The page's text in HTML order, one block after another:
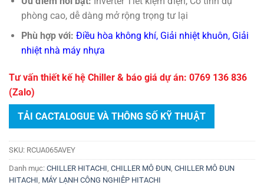
phòng cao, dễ dàng mở rộng trọng tư lại
Phù hợp với: Điều hòa không khí, Giải nhiệt khuôn, Giải
nhiệt nhà máy nhựa
Tư vấn thiết kế hệ Chiller & báo giá dự án: 0769 136 836
(Zalo)
TẢI CACTALOGUE VÀ THÔNG SỐ KỸ THUẬT
SKU: RCUA065AVEY
Danh mục: CHILLER HITACHI CHILLER MÔ ĐUN CHILLER MÔ ĐUN
HITACHI MÁY LẠNH CÔNG NGHIÊP HITACHI